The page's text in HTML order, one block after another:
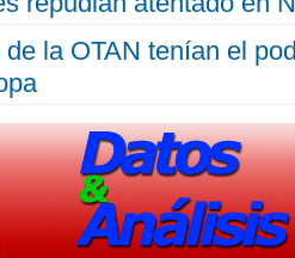
la OTAN tenían el